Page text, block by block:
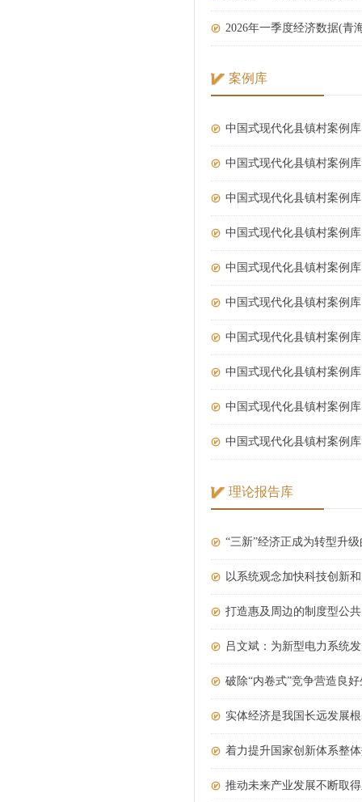
2026年一季度经济数据(青
案例库
中国式现代化县镇村案例
中国式现代化县镇村案例
中国式现代化县镇村案例
中国式现代化县镇村案例
中国式现代化县镇村案例
中国式现代化县镇村案例
中国式现代化县镇村案例
中国式现代化县镇村案例
中国式现代化县镇村案例
中国式现代化县镇村案例
理论报告库
“三新”经济正成为转型升
以系统观念加快科技创新
打造惠及周边的制度型公
吕文斌：为新型电力系统
破除“内卷式”竞争营造良好
实体经济是我国长远发展
着力提升国家创新体系整
推动未来产业发展不断取